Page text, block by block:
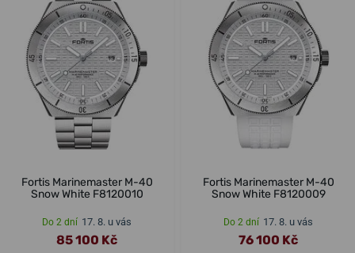
Fortis Marinemaster M-40
Snow White F8120010
Do 2 dní 17. 8. u vás
85 100 Kč
Fortis Marinemaster M-40
Snow White F8120009
Do 2 dní 17. 8. u vás
76 100 Kč